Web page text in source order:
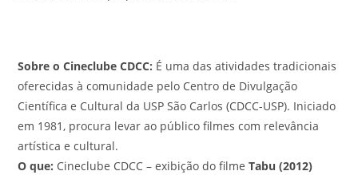
Sobre o Cineclube CDCC: É uma das atividades tradicionais
oferecidas à comunidade pelo Centro de Divulgação
Científica e Cultural da USP São Carlos (CDCC-USP). Iniciado
em 1981, procura levar ao público filmes com relevância
artística e cultural.
O que: Cineclube CDCC – exibição do filmeTabu (2012)